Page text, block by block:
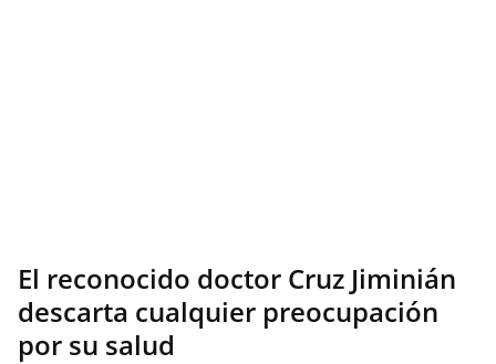
El reconocido doctor Cruz Jiminián
descarta cualquier preocupación
por su salud